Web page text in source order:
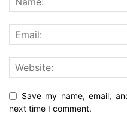
Save my name, email,
next time I comment.